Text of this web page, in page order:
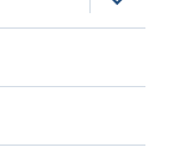
child
menu